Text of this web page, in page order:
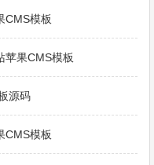
CMS模板
苹果CMS模板
源码
CMS模板